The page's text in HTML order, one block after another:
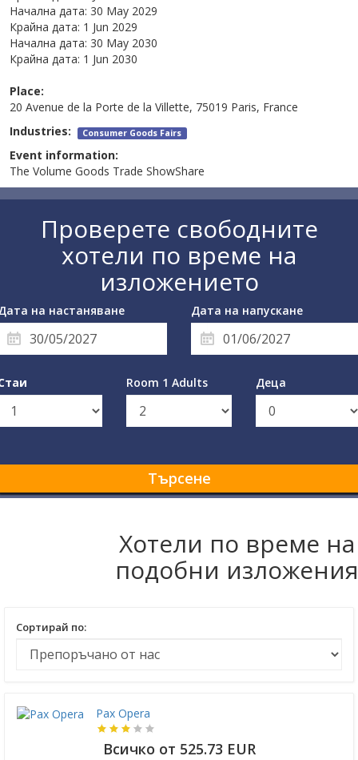
Начална дата: 30 May 2029
Крайна дата: 1 Jun 2029
Начална дата: 30 May 2030
Крайна дата: 1 Jun 2030
Place:
20 Avenue de la Porte de la Villette, 75019 Paris, France
Industries: Consumer Goods Fairs
Event information:
The Volume Goods Trade ShowShare
Проверете свободните
хотели по време на
изложението
на настаняване Дата на напускане
Room 1 Adults Деца
Търсене
Хотели по време на
подобни изложения
Сортирай по:
Pax Opera
Всичко от 525.73 EUR